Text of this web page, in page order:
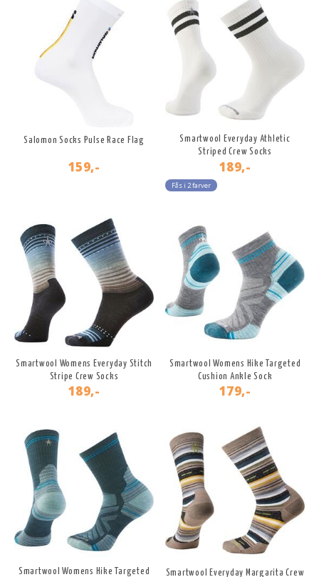
Salomon Socks Pulse Race Flag
159,-
Smartwool Everyday Athletic
Striped Crew Socks
189,-
Fås i 2 farver
Smartwool Womens Everyday Stitch
Stripe Crew Socks
189,-
Smartwool Womens Hike Targeted
Cushion Ankle Sock
179,-
Smartwool Womens Hike Targeted
Smartwool Everyday Margarita Crew